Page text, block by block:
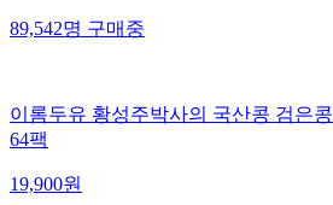
89,542명구매중
이롬두유 황성주박사의 국산콩 검은
64팩
19,900원